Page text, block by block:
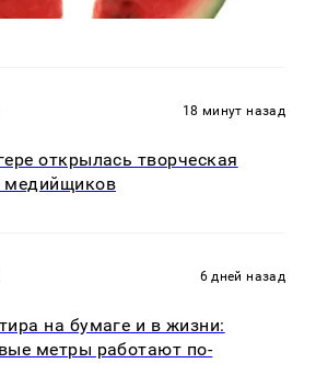
18 минут назад
открылась творческая
6 дней назад
на бумаге и в жизни:
метры работают по-